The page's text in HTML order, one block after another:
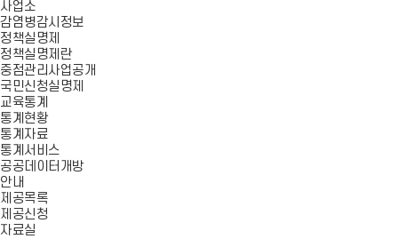
사업소
감염병감시정보
정책실명제
정책실명제란
중점관리사업공개
국민신청실명제
교육통계
통계현황
통계자료
통계서비스
공공데이터개방
안내
제공목록
제공신청
자료실